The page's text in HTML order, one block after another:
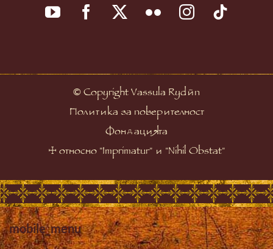
© Copyright Vassula Rydén
Политика за поверителност
Фондацията
☩ относно "Imprimatur" и "Nihil Obstat"
mobile_menu